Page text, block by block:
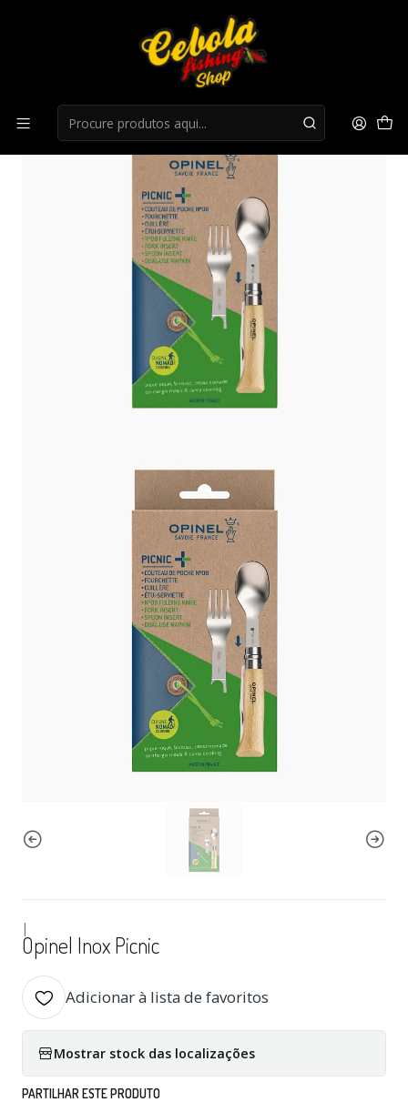
Opinel Inox Picnic
|
Opinel Inox Picnic
Adicionar à lista de favoritos
Mostrar stock das localizações
PARTILHAR ESTE PRODUTO